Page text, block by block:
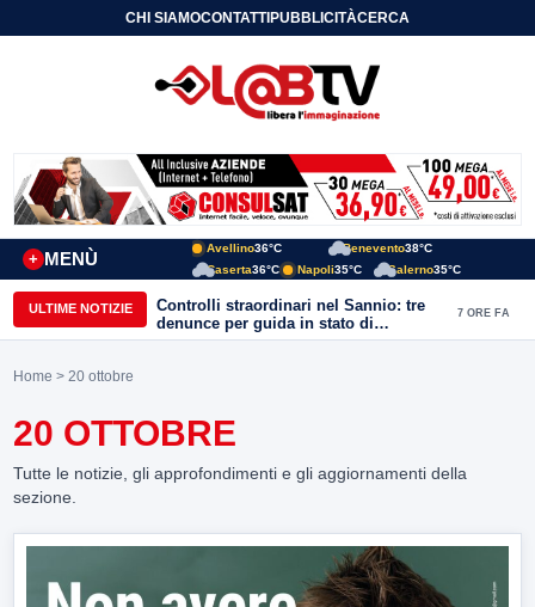
CHI SIAMOCONTATTIPUBBLICITÀCERCA
MENÙ
+
Avellino36°C Benevento38°C
Caserta36°C Napoli35°C Salerno35°C
ULTIME NOTIZIE
Controlli straordinari nel Sannio: tre
denunce per guida in stato di
ebbrezza, un arresto e 1.500 kg di
7 ORE FA
Home > 20 ottobre
20 OTTOBRE
Tutte le notizie, gli approfondimenti e gli aggiornamenti della
sezione.